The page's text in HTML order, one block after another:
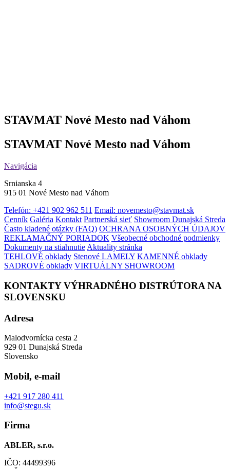
STAVMAT Nové Mesto nad Váhom
STAVMAT Nové Mesto nad Váhom
Navigácia
Srnianska 4
915 01 Nové Mesto nad Váhom
Telefón: +421 902 962 511 Email: novemesto@stavmat.sk
Cenník Galéria Kontakt Partnerská sieť Showroom Dunajská Streda
Často kladené otázky (FAQ) OCHRANA OSOBNÝCH ÚDAJOV
REKLAMAČNÝ PORIADOK Všeobecné obchodné podmienky
Dokumenty na stiahnutie Aktuality stránka
TEHLOVÉ obklady Stenové LAMELY KAMENNÉ obklady
SADROVÉ obklady VIRTUÁLNY SHOWROOM
KONTAKTY VÝHRADNÉHO DISTRÚTORA NA
SLOVENSKU
Adresa
Malodvornícka cesta 2
929 01 Dunajská Streda
Slovensko
Mobil, e-mail
+421 917 280 411
info@stegu.sk
Firma
ABLER, s.r.o.
IČO: 44499396